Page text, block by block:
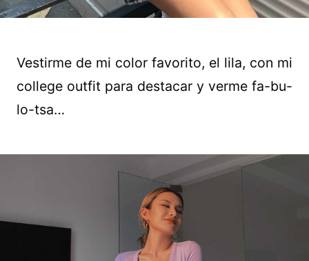
Vestirme de mi color favorito, el lila, con mi
college outfit para destacar y verme fa-bu-
lo-tsa…